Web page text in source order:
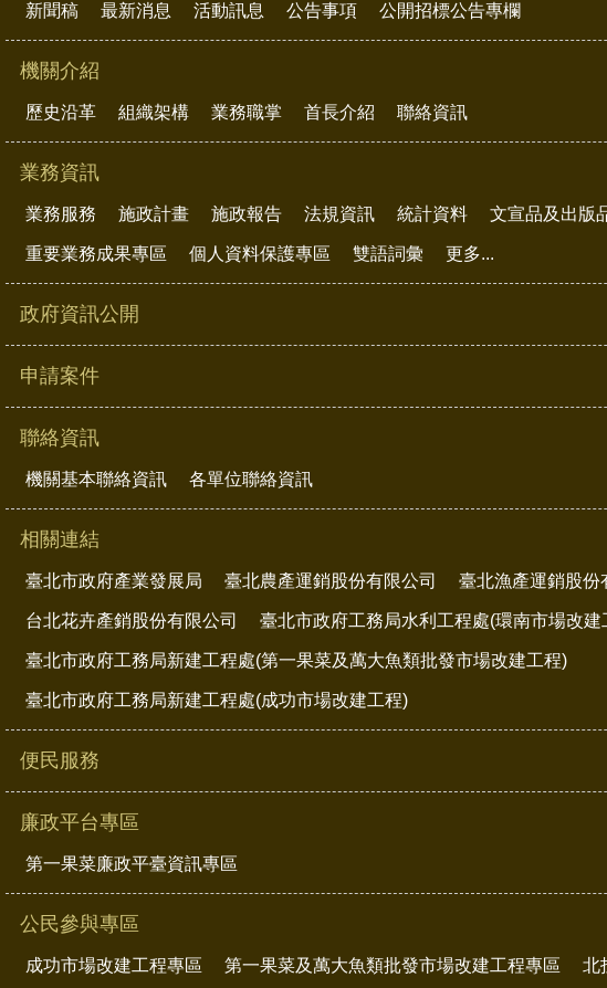
新聞稿 最新消息 活動訊息 公告事項 公開招標公告專欄
機關介紹
歷史沿革 組織架構 業務職掌 首長介紹 聯絡資訊
業務資訊
業務服務 施政計畫 施政報告 法規資訊 統計資料 文宣品及出版
重要業務成果專區 個人資料保護專區 雙語詞彙 更多...
政府資訊公開
申請案件
聯絡資訊
機關基本聯絡資訊 各單位聯絡資訊
相關連結
臺北市政府產業發展局 臺北農產運銷股份有限公司 臺北漁產運銷股份
台北花卉產銷股份有限公司 臺北市政府工務局水利工程處(環南市場改建
臺北市政府工務局新建工程處(第一果菜及萬大魚類批發市場改建工程)
臺北市政府工務局新建工程處(成功市場改建工程)
便民服務
廉政平台專區
第一果菜廉政平臺資訊專區
公民參與專區
成功市場改建工程專區 第一果菜及萬大魚類批發市場改建工程專區 北